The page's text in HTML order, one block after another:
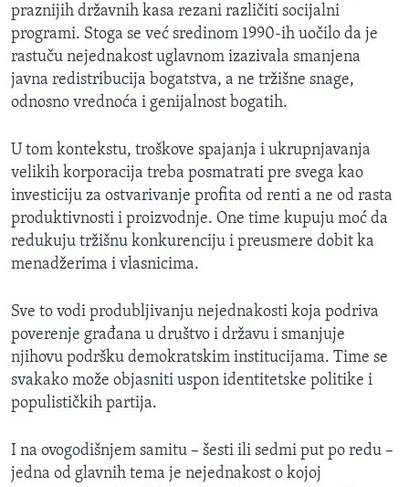
praznijih državnih kasa rezani različiti socijalni
programi. Stoga se već sredinom 1990-ih uočilo da je
rastuču nejednakost uglavnom izazivala smanjena
javna redistribucija bogatstva, a ne tržišne snage,
odnosno vrednoća i genijalnost bogatih.
U tom kontekstu, troškove spajanja i ukrupnjavanja
velikih korporacija treba posmatrati pre svega kao
investiciju za ostvarivanje profita od renti a ne od rasta
produktivnosti i proizvodnje. One time kupuju moć da
redukuju tržišnu konkurenciju i preusmere dobit ka
menadžerima i vlasnicima.
​Sve to vodi produbljivanju nejednakosti koja podriva
poverenje građana u društvo i državu i smanjuje
njihovu podršku demokratskim institucijama. Time se
svakako može objasniti uspon identitetske politike i
populističkih partija.
I na ovogodišnjem samitu – šesti ili sedmi put po redu –
jedna od glavnih tema je nejednakost o kojoj